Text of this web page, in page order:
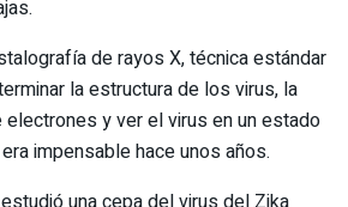
de rayos X, técnica estándar
la estructura de los virus, la
y ver el virus en un estado
impensable hace unos años.